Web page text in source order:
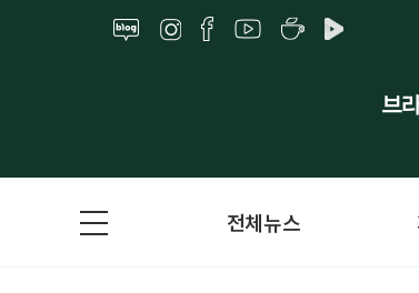
전체뉴스